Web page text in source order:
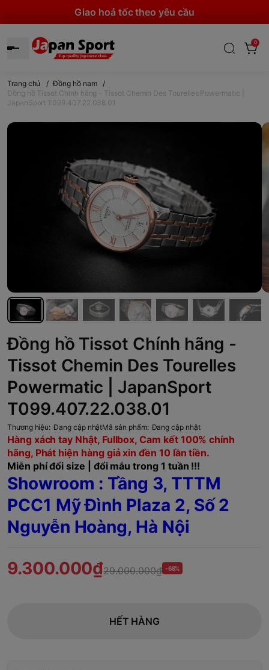
Giao hoả tốc theo yêu cầu
0
Trang chủ / Đồng hồ nam
/
Đồng hồ Tissot Chính hãng - Tissot Chemin Des Tourelles Powermatic |
JapanSport T099.407.22.038.01
Đồng hồ Tissot Chính hãng -
Tissot Chemin Des Tourelles
Powermatic | JapanSport
T099.407.22.038.01
Thương hiệu: Đang cập nhậtMã sản phẩm: Đang cập nhật
Hàng xách tay Nhật, Fullbox, Cam kết 100% chính
hãng, Phát hiện hàng giả xin đền 10 lần tiền.
Miễn phí đổi size | đổi mẫu trong 1 tuần !!!
Showroom : Tầng 3, TTTM
PCC1 Mỹ Đình Plaza 2, Số 2
Nguyễn Hoàng, Hà Nội
9.300.000₫29.000.000₫ -68%
HẾT HÀNG